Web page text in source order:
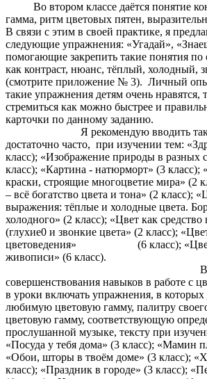
Во втором классе даётся понятие
гамма, ритм цветовых пятен,
В связи с этим в своей практике, я
следующие упражнения: «Угадай»,
помогающие закрепить такие понятия
как контраст, нюанс, тёплый, холодный,
(смотрите приложение № 3). Личный
такие упражнения детям очень нравятся,
стремиться как можно быстрее и
карточки по
Я рекомендую вводить такие
достаточно часто, при изучении тем:
класс); «Изображение природы в разных
класс); «Картина - натюрморт» (3 класс);
краски, строящие многоцветие мира» (2
– всё богатство цвета и тона» (2 класс);
выражения: тёплые и холодные цвета.
холодного» (2 класс); «Цвет как
(глухие0 и звонкие цвета» (2 класс);
цветоведения» (6 класс); «Цвет
живописи» (6
В 3 – 5
совершенствования навыков в работе с
в уроки включать упражнения, в которых
любимую цветовую гамму, палитру
цветовую гамму, соответствующую
прослушанной музыке, тексту при
«Посуда у тебя дома» (3 класс); «Мамин
«Обои, шторы в твоём доме» (3 класс);
класс); «Праздник в городе» (3 класс);